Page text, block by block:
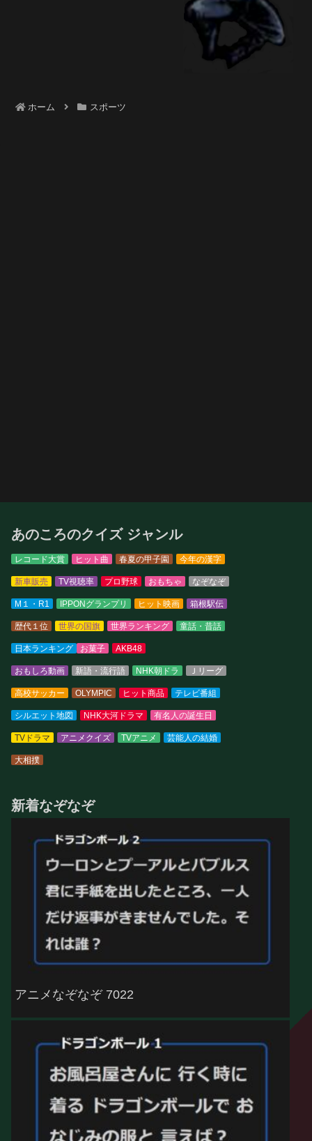
ホーム スポーツ
あのころのクイズ ジャンル
レコード大賞 ヒット曲 春夏の甲子園 今年の漢字
新車販売 TV視聴率 プロ野球 おもちゃ なぞなぞ
M１・R1 IPPONグランプリ ヒット映画 箱根駅伝
歴代１位 世界の国旗 世界ランキング 童話・昔話
日本ランキング お菓子 AKB48
おもしろ動画 新語・流行語 NHK朝ドラ Ｊリーグ
高校サッカー OLYMPIC ヒット商品 テレビ番組
シルエット地図 NHK大河ドラマ 有名人の誕生日
TVドラマ アニメクイズ TVアニメ 芸能人の結婚
大相撲
新着なぞなぞ
アニメなぞなぞ 7022